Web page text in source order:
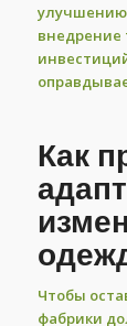
улучшению
внедрение
Как
Чтобы
фабрики